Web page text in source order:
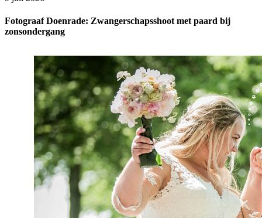
Fotograaf Doenrade: Zwangerschapsshoot met paard bij
zonsondergang